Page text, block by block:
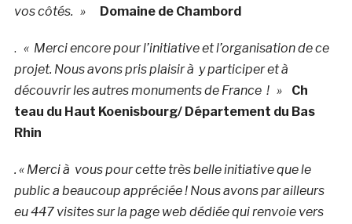
vos côtés. »
Domaine de Chambord
. « Merci encore pour l’initiative et l’organisation de ce
projet. Nous avons pris plaisir à y participer et à
découvrir les autres monuments de France ! »
Ch
teau du Haut Koenisbourg/ Département du Bas
Rhin
. « Merci à vous pour cette très belle initiative que le
public a beaucoup appréciée ! Nous avons par ailleurs
eu 447 visites sur la page web dédiée qui renvoie vers